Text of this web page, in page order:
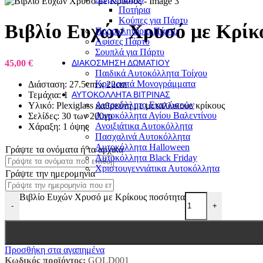
Ποτήρια
Κούπες για Πάρτυ
Προσκλητήρια Πάρτυ
Αφίσες Πάρτυ
Σουπλά για Πάρτυ
ΔΙΑΚΌΣΜΗΣΗ ΔΩΜΑΤΊΟΥ
Παιδικά Αυτοκόλλητα Τοίχου
Κρεμαστά Μονογράμματα
ΑΥΤΟΚΌΛΛΗΤΑ ΒΙΤΡΊΝΑΣ
Αυτοκόλλητα Εκπτώσεων
Αυτοκόλλητα Αγίου Βαλεντίνου
Ανοιξιάτικα Αυτοκόλλητα
Πασχαλινά Αυτοκόλλητα
Αυτοκόλλητα Halloween
Αυτοκόλλητα Black Friday
Χριστουγεννιάτικα Αυτοκόλλητα
Βιβλίο Ευχών Χρυσό με
45,00 €
Διάσταση: 27.5cm x 22cm
Τεμάχια: 1
Υλικό: Plexiglass καθρεύτη με μεταλλικούε κρίκους
Σελίδες: 30 των 200γρ
Χάραξη: 1 όψης
Γράψτε τα ονόματα ή τα αρχικά
Γράψτε την ημερομηνία
-
Βιβλίο Ευχών Χρυσό με Κρίκους ποσότητα
+
Προσθήκη στα αγαπημένα
Κωδικός προϊόντος: GOLD001